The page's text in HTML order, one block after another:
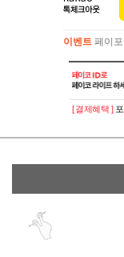
이벤트 페이
이벤트페이포
[ 결제혜택 ]